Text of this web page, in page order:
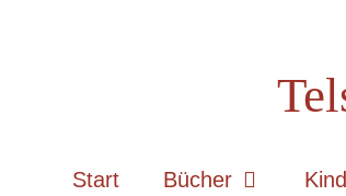
Start Bücher